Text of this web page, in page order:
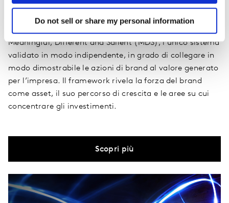
Do not sell or share my personal information
commerciale.
Al centro del nostro approccio c’è il framework
Meaningful, Different and Salient (MDS), l’unico sistema
validato in modo indipendente, in grado di collegare in
modo dimostrabile le azioni di brand al valore generato
per l’impresa. Il framework rivela la forza del brand
come asset, il suo percorso di crescita e le aree su cui
concentrare gli investimenti.
Scopri più